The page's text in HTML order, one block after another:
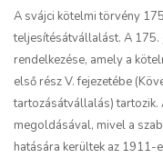
A svájci kötelmi törvény
teljesítésátvállalást. A
rendelkezése, amely a
első rész V. fejezetébe
tartozásátvállalás) tartozik.
megoldásával, mivel a
hatására kerültek az 1911-